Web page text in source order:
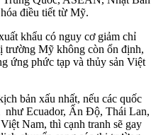
điều tiết từ Mỹ.
khẩu có nguy cơ giảm chỉ
trường Mỹ không còn ổn định,
ứng phức tạp và thủy sản Việt
bản xấu nhất, nếu các quốc
như Ecuador, Ấn Độ, Thái Lan,
Nam, thì cạnh tranh sẽ gay